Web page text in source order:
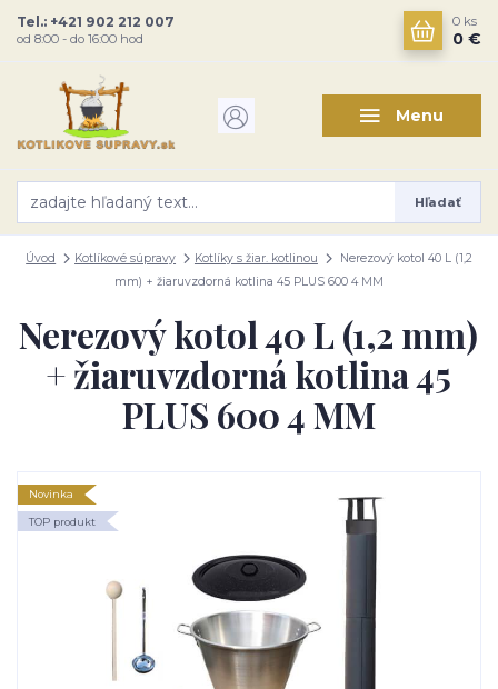
Menu
Hľadať
Tel.: +421 902 212 007
od 8:00 - do 16:00 hod
0 ks
0 €
Úvod Kotlíkové súpravy Kotlíky s žiar. kotlinou
Nerezový kotol 40 L (1,2
mm) + žiaruvzdorná kotlina 45 PLUS 600 4 MM
Nerezový kotol 40 L (1,2 mm)
+ žiaruvzdorná kotlina 45
PLUS 600 4 MM
Novinka
TOP produkt